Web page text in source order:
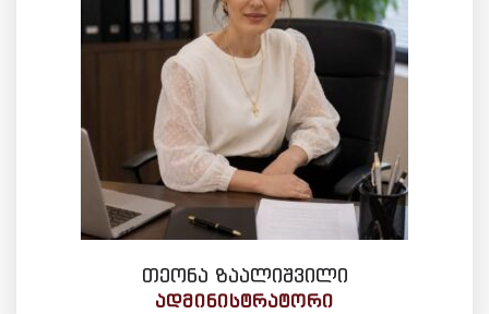
თეონა ზაალიშვილი
ᲐᲓᲛᲘᲜᲘᲡᲢᲠᲐᲢᲝᲠᲘ